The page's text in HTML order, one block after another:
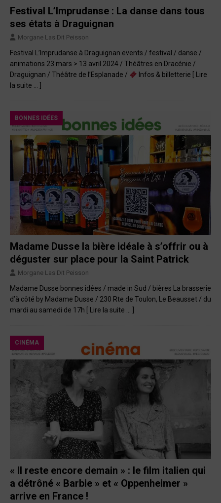
Festival L’Imprudanse : La danse dans tous
ses états à Draguignan
Morgane Las Dit Peisson
Festival L’Imprudanse à Draguignan events / festival / danse /
animations 23 mars > 13 avril 2024 / Théâtres en Dracénie /
Draguignan / Théâtre de l’Esplanade /
Infos & billetterie
[ Lire
la suite … ]
BONNES IDÉES
Madame Dusse la bière idéale à s’offrir ou à
déguster sur place pour la Saint Patrick
Morgane Las Dit Peisson
Madame Dusse bonnes idées / made in Sud / bières La brasserie
d’à côté by Madame Dusse / 230 Rte de Toulon, Le Beausset / du
mardi au samedi de 17h
[ Lire la suite … ]
CINÉMA
« Il reste encore demain » : le film italien qui
a détrôné « Barbie » et « Oppenheimer »
arrive en France !